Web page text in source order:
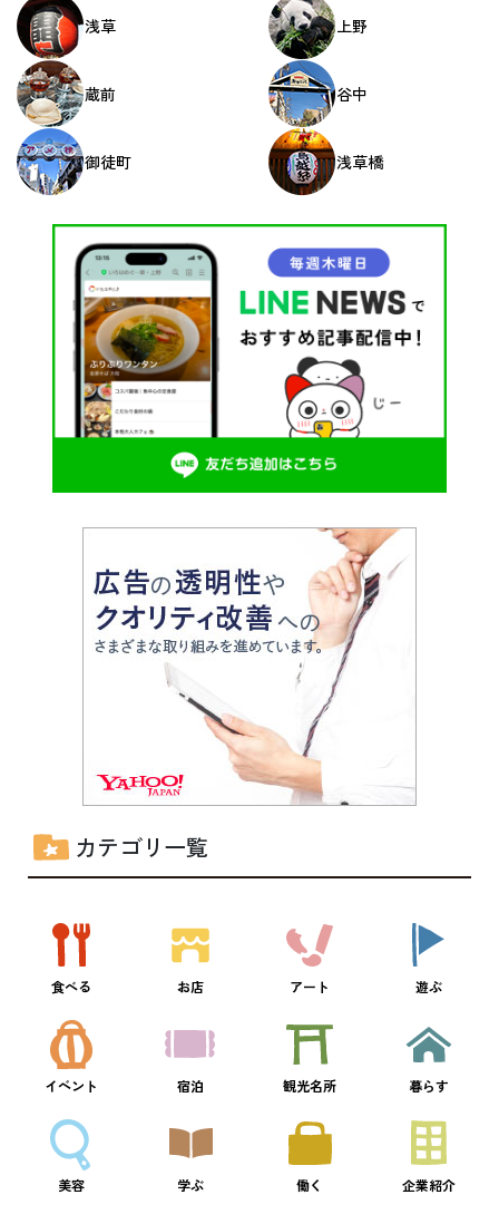
浅草 上野
蔵前 谷中
御徒町 浅草橋
カテゴリ一覧
食べる お店 アート 遊ぶ
イベント 宿泊 観光名所 暮らす
美容 学ぶ 働く 企業紹介